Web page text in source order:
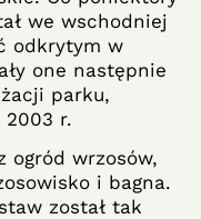
we wschodniej
odkrytym w
one następnie
parku,
2003 r.
ogród wrzosów,
i bagna.
został tak